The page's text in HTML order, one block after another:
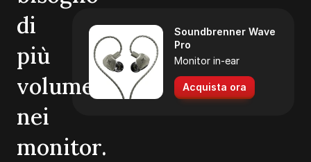
Soundbrenner Wave
Pro
Monitor in-ear
Acquista ora
di
più
volume
nei
monitor.